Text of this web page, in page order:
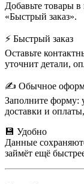
Добавьте товары
«Быстрый заказ».
⚡ Быстрый заказ
Оставьте
уточнит детали,
✍️ Обычное
Заполните форму:
доставки и
💾 Удобно
Данные
займёт ещё